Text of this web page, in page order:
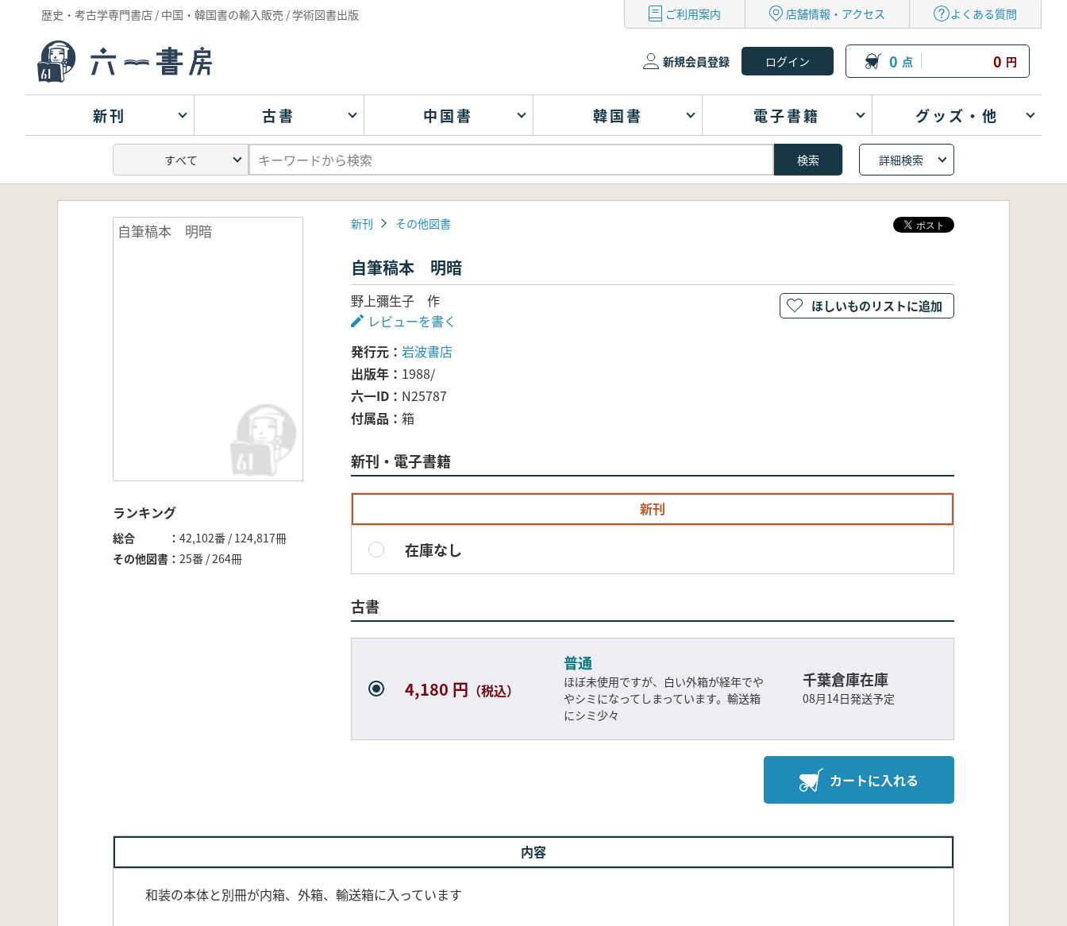
歴史・考古学専門書店 / 中国・韓国書の輸入販売 / 学術図書出版 ご利用案内 店舗情報・アクセス よくある質問
新規会員登録 0 点 0 円
新刊 古書 中国書 韓国書 電子書籍 グッズ・他
詳細検索
自筆稿本 明暗
ランキング
総合
42,102番 / 124,817冊
その他図書
25番 / 264冊
新刊 その他図書
自筆稿本 明暗
野上彌生子 作
レビューを書く
発行元
岩波書店
出版年
1988/
六一ID
N25787
付属品
箱
新刊・電子書籍
新刊
在庫なし
古書
4,180 円 （税込）
普通
ほぼ未使用ですが、白い外箱が経年でや
やシミになってしまっています。輸送箱
にシミ少々
千葉倉庫在庫
08月14日発送予定
カートに入れる
ほしいものリストに追加
内容
和装の本体と別冊が内箱、外箱、輸送箱に入っています